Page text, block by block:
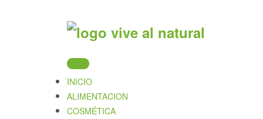
INICIO
ALIMENTACION
COSMÉTICA